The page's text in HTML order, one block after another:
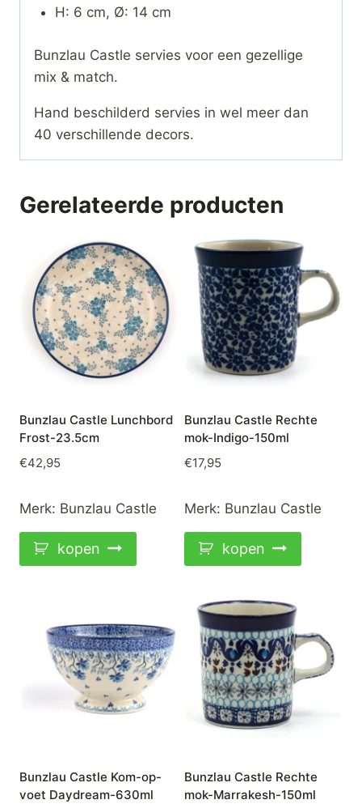
H: 6 cm, Ø: 14 cm
Bunzlau Castle servies voor een gezellige
mix & match.
Hand beschilderd servies in wel meer dan
40 verschillende decors.
Gerelateerde producten
Bunzlau Castle Lunchbord
Frost-23.5cm
€42,95
Merk: Bunzlau Castle
kopen
Bunzlau Castle Rechte
mok-Indigo-150ml
€17,95
Merk: Bunzlau Castle
kopen
Bunzlau Castle Kom-op-
voet Daydream-630ml
Bunzlau Castle Rechte
mok-Marrakesh-150ml